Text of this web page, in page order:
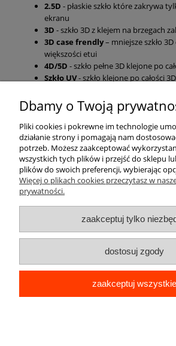
2.5D - płaskie szkło które zakrywa
ekranu
3D - szkło 3D z klejem na brzegach
3D case frendly– mniejsze szkło
większości etui
4D/5D - szkło pełne 3D klejone po
Szkło UV- szkło klejone po całości 3D
Pomoc
Moje konto
Płatności i dostawa
O nas
Dbamy o Twoją
Pliki cookies i pokrewne im technologie
działanie strony i pomagają nam
potrzeb. Możesz zaakceptować
wszystkich tych plików i przejść do sklepu
plików do swoich preferencji, wybierając
Więcej o plikach cookies przeczytasz w
prywatności.
zaakceptuj tylko
dostosuj zgody
zaakceptuj wszystkie